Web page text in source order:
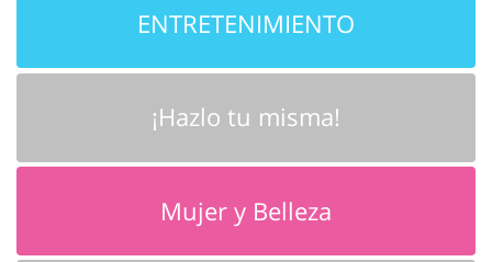
ENTRETENIMIENTO
¡Hazlo tu misma!
Mujer y Belleza